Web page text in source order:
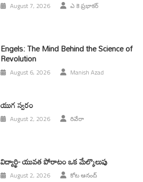
August 7, 2026 ఎ కె ప్రభాకర్
Engels: The Mind Behind the Science of
Revolution
August 6, 2026 Manish Azad
యుగ స్వ‌రం
August 2, 2026 రివేరా
విద్యార్థి- యువత పోరాటం ఒక మేల్కొలుపు
August 2, 2026 కోట ఆనంద్